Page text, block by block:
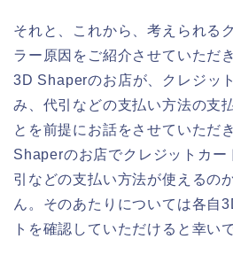
それと、これから、考えられる
ラー原因をご紹介させていただ
3D Shaperのお店が、クレジッ
み、代引などの支払い方法の支
とを前提にお話をさせていただ
Shaperのお店でクレジットカー
引などの支払い方法が使えるの
ん。そのあたりについては各自
トを確認していただけると幸い